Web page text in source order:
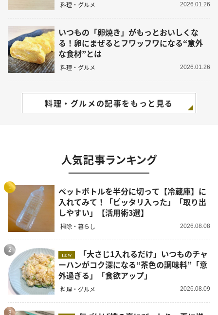
料理・グルメ 2026.01.26
いつもの「卵焼き」がもっとおいしくな
る！卵にまぜるとフワッフワになる“意外
な食材”とは
料理・グルメ 2026.01.26
料理・グルメの記事をもっと見る
人気記事ランキング
1
ペットボトルを半分に切って【冷蔵庫】に
入れてみて！「ピッタリ入った」「取り出
しやすい」【活用術3選】
掃除・暮らし 2026.08.08
2
new
ーハンがコク深になる“茶色の調味料”「意
外過ぎる」「食欲アップ」
料理・グルメ 2026.08.09
3